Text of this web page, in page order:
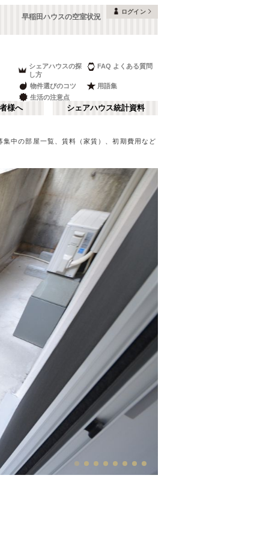
早稲田ハウスの空室状況
ログイン
シェアハウスの探
し方
FAQ よくある質問
物件選びのコツ
用語集
生活の注意点
様へ シェアハウス統計資料
集中の部屋一覧、賃料（家賃）、初期費用など